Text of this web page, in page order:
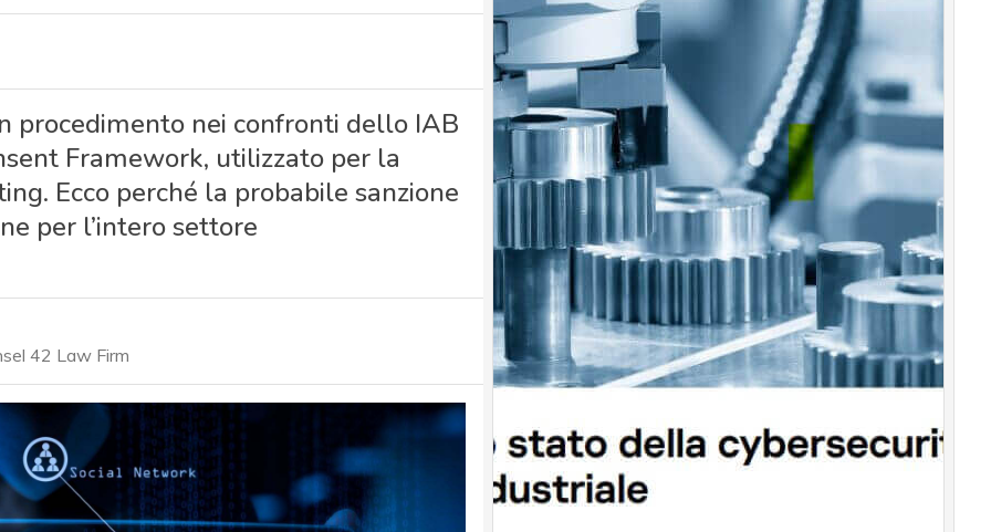
procedimento nei confronti dello IAB
Framework, utilizzato per la
Ecco perché la probabile sanzione
per l’intero settore
42 Law Firm